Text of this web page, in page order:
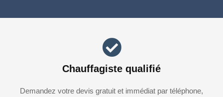
Chauffagiste qualifié
Demandez votre devis gratuit et immédiat par téléphone,